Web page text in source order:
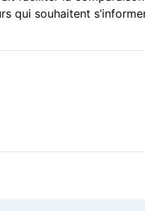
qui souhaitent